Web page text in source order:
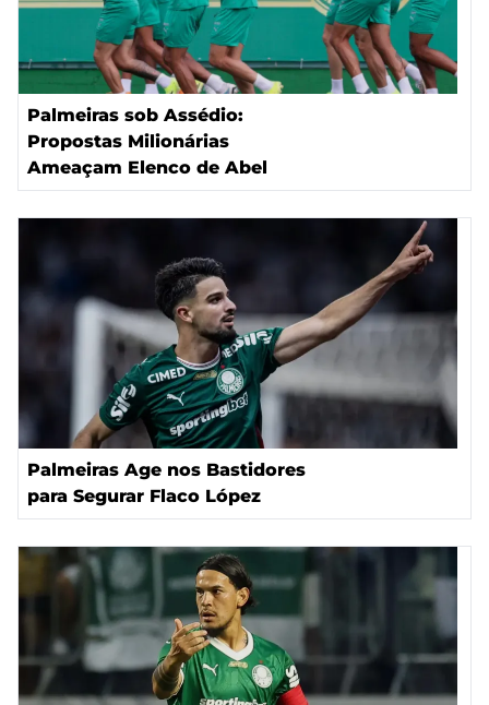
Palmeiras sob Assédio:
Propostas Milionárias
Ameaçam Elenco de Abel
Palmeiras Age nos Bastidores
para Segurar Flaco López